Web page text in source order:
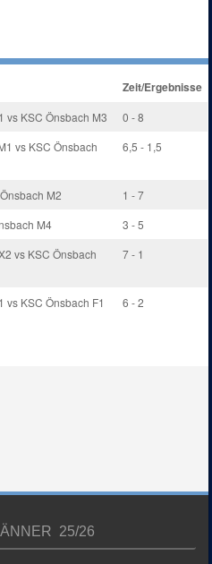
Zeit/Ergebnisse
vs KSC Önsbach M3
0 - 8
vs KSC Önsbach
6,5 - 1,5
M2
1 - 7
M4
3 - 5
vs KSC Önsbach
7 - 1
vs KSC Önsbach F1 6 - 2
25/26